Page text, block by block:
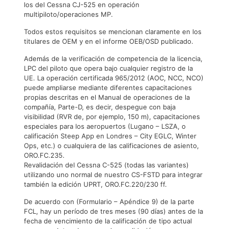
los del Cessna CJ-525 en operación
multipiloto/operaciones MP.
Todos estos requisitos se mencionan claramente en los
titulares de OEM y en el informe OEB/OSD publicado.
Además de la verificación de competencia de la licencia,
LPC del piloto que opera bajo cualquier registro de la
UE. La operación certificada 965/2012 (AOC, NCC, NCO)
puede ampliarse mediante diferentes capacitaciones
propias descritas en el Manual de operaciones de la
compañía, Parte-D, es decir, despegue con baja
visibilidad (RVR de, por ejemplo, 150 m), capacitaciones
especiales para los aeropuertos (Lugano – LSZA, o
calificación Steep App en Londres – City EGLC, Winter
Ops, etc.) o cualquiera de las calificaciones de asiento,
ORO.FC.235.
Revalidación del Cessna C-525 (todas las variantes)
utilizando uno normal de nuestro CS-FSTD para integrar
también la edición UPRT, ORO.FC.220/230 ff.
De acuerdo con (Formulario – Apéndice 9) de la parte
FCL, hay un período de tres meses (90 días) antes de la
fecha de vencimiento de la calificación de tipo actual